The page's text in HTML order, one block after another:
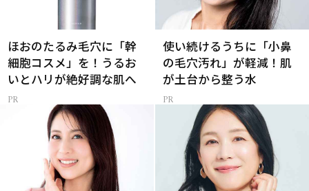
ほおのたるみ毛穴に「幹
細胞コスメ」を！うるお
いとハリが絶好調な肌へ
使い続けるうちに「小鼻
の毛穴汚れ」が軽減！肌
が土台から整う水